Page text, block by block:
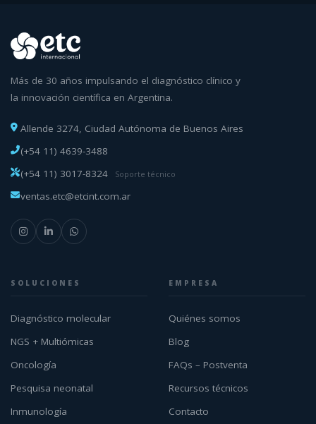
Más de 30 años impulsando el diagnóstico clínico y
la innovación científica en Argentina.
Allende 3274, Ciudad Autónoma de Buenos Aires
(+54 11) 4639-3488
(+54 11) 3017-8324
Soporte técnico
ventas.etc@etcint.com.ar
SOLUCIONES
Diagnóstico molecular
NGS + Multiómicas
Oncología
Pesquisa neonatal
Inmunología
EMPRESA
Quiénes somos
Blog
FAQs – Postventa
Recursos técnicos
Contacto